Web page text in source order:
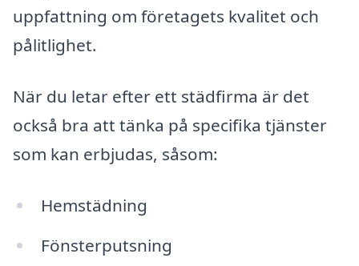
uppfattning om företagets kvalitet och
pålitlighet.
När du letar efter ett städfirma är det
också bra att tänka på specifika tjänster
som kan erbjudas, såsom:
Hemstädning
Fönsterputsning